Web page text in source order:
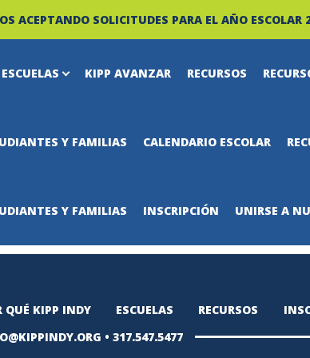
ACEPTANDO SOLICITUDES PARA EL AÑO
ESCUELAS KIPP AVANZAR RECURSOS
Y FAMILIAS CALENDARIO ESCOLAR
Y FAMILIAS INSCRIPCIÓN UNIRSE A
QUÉ KIPP INDY ESCUELAS RECURSOS
• 317.547.5477